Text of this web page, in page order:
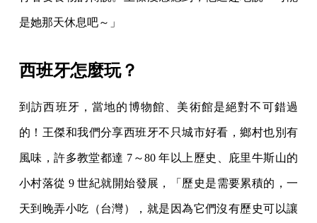
是她那天休息吧～」
西班牙怎麼玩？
到訪西班牙，當地的博物館、美術館是絕對不可錯過
的！王傑和我們分享西班牙不只城市好看，鄉村也別有
風味，許多教堂都達 7～80 年以上歷史、庇里牛斯山的
小村落從 9 世紀就開始發展，「歷史是需要累積的，一
天到晚弄小吃（台灣），就是因為它們沒有歷史可以讓